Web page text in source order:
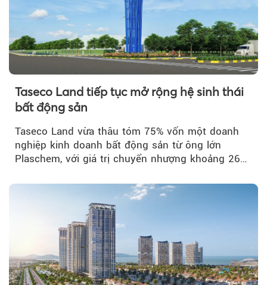
Taseco Land tiếp tục mở rộng hệ sinh thái
bất động sản
Taseco Land vừa thâu tóm 75% vốn một doanh
nghiệp kinh doanh bất động sản từ ông lớn
Plaschem, với giá trị chuyển nhượng khoảng 262